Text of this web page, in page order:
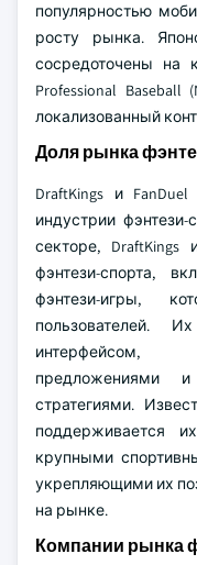
популярностью
росту рынка.
сосредоточены на
Professional Baseball
локализованный
Доля рынка
DraftKings и
индустрии
секторе, DraftKings
фэнтези-спорта,
фэнтези-игры,
пользователей.
интерфейсом,
предложениями
стратегиями.
поддерживается
крупными
укрепляющими их
на рынке.
Компании рынка